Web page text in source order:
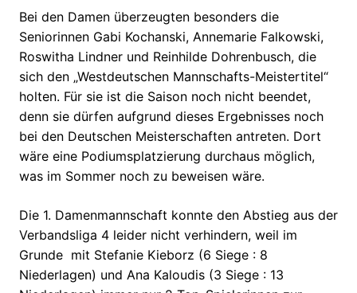
Bei den Damen überzeugten besonders die
Seniorinnen Gabi Kochanski, Annemarie Falkowski,
Roswitha Lindner und Reinhilde Dohrenbusch, die
sich den „Westdeutschen Mannschafts-Meistertitel“
holten. Für sie ist die Saison noch nicht beendet,
denn sie dürfen aufgrund dieses Ergebnisses noch
bei den Deutschen Meisterschaften antreten. Dort
wäre eine Podiumsplatzierung durchaus möglich,
was im Sommer noch zu beweisen wäre.
Die 1. Damenmannschaft konnte den Abstieg aus der
Verbandsliga 4 leider nicht verhindern, weil im
Grunde mit Stefanie Kieborz (6 Siege : 8
Niederlagen) und Ana Kaloudis (3 Siege : 13